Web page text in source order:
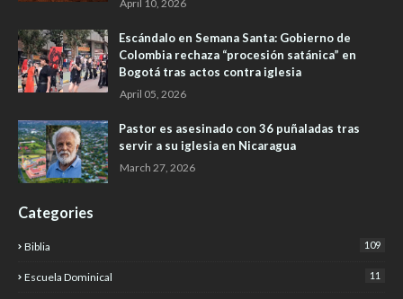
April 10, 2026
Escándalo en Semana Santa: Gobierno de
Colombia rechaza “procesión satánica” en
Bogotá tras actos contra iglesia
April 05, 2026
Pastor es asesinado con 36 puñaladas tras
servir a su iglesia en Nicaragua
March 27, 2026
Categories
Biblia 109
Escuela Dominical 11